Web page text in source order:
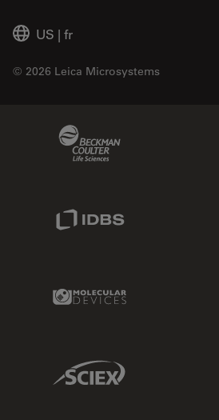
US | fr
© 2026 Leica Microsystems
Molecular Devices Link
Sciex Link